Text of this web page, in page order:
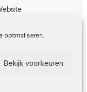
optimaliseren.
Bekijk voorkeuren